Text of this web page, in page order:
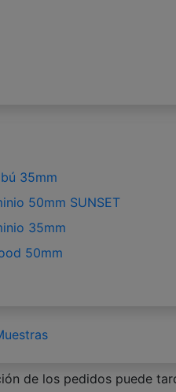
35mm
50mm SUNSET
35mm
50mm
de los pedidos puede